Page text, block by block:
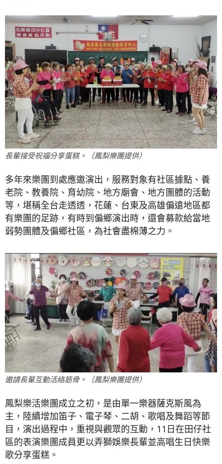
長輩接受祝福分享蛋糕。（鳳梨樂團提供）
多年來樂團到處應邀演出，服務對象有社區據點、養
老院、教養院、育幼院、地方廟會、地方團體的活動
等，堪稱全台走透透，花蓮、台東及高雄偏遠地區都
有樂團的足跡，有時到偏鄉演出時，還會募款給當地
弱勢團體及偏鄉社區，為社會盡棉薄之力。
邀請長輩互動活絡筋骨。（鳳梨樂團提供）
鳳梨樂活樂團成立之初，是由單一樂器薩克斯風為
主，陸續增加笛子、電子琴、二胡、歌唱及舞蹈等節
目，演出過程中，重視與觀眾的互動，11日在田仔社
區的表演樂團成員更以弄獅娛樂長輩並高唱生日快樂
歌分享蛋糕。